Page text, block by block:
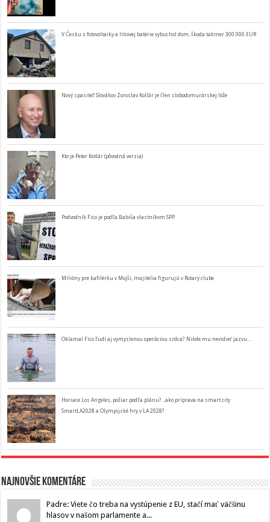
V Česku z fotovoltaiky a lítiovej batérie vybuchol dom, škoda takmer 300 000 EUR
Nový spasiteľ Slovákov Zoroslav Kollár je člen slobodomurárskej lóže
Kto je Peter Kotlár (pôvodná verzia)
Podvodník Fico je podľa Babiša vlastníkom SPP
Milióny pre kafilérku v Mojši, majitelia figurujú v Rotary clube
Oklamal Fico ľudí aj vymyslenou operáciou srdca? Nikde mu nevidieť jazvu…
Horiace Los Angeles, požiar podľa plánu? ..ako príprava na smart city
SmartLA2028 a Olympijské hry v LA 2028?
Najnovšie komentáre
Padre: Viete čo treba na vystúpenie z EU, stačí mať väčšinu
hlasov v našom parlamente a...